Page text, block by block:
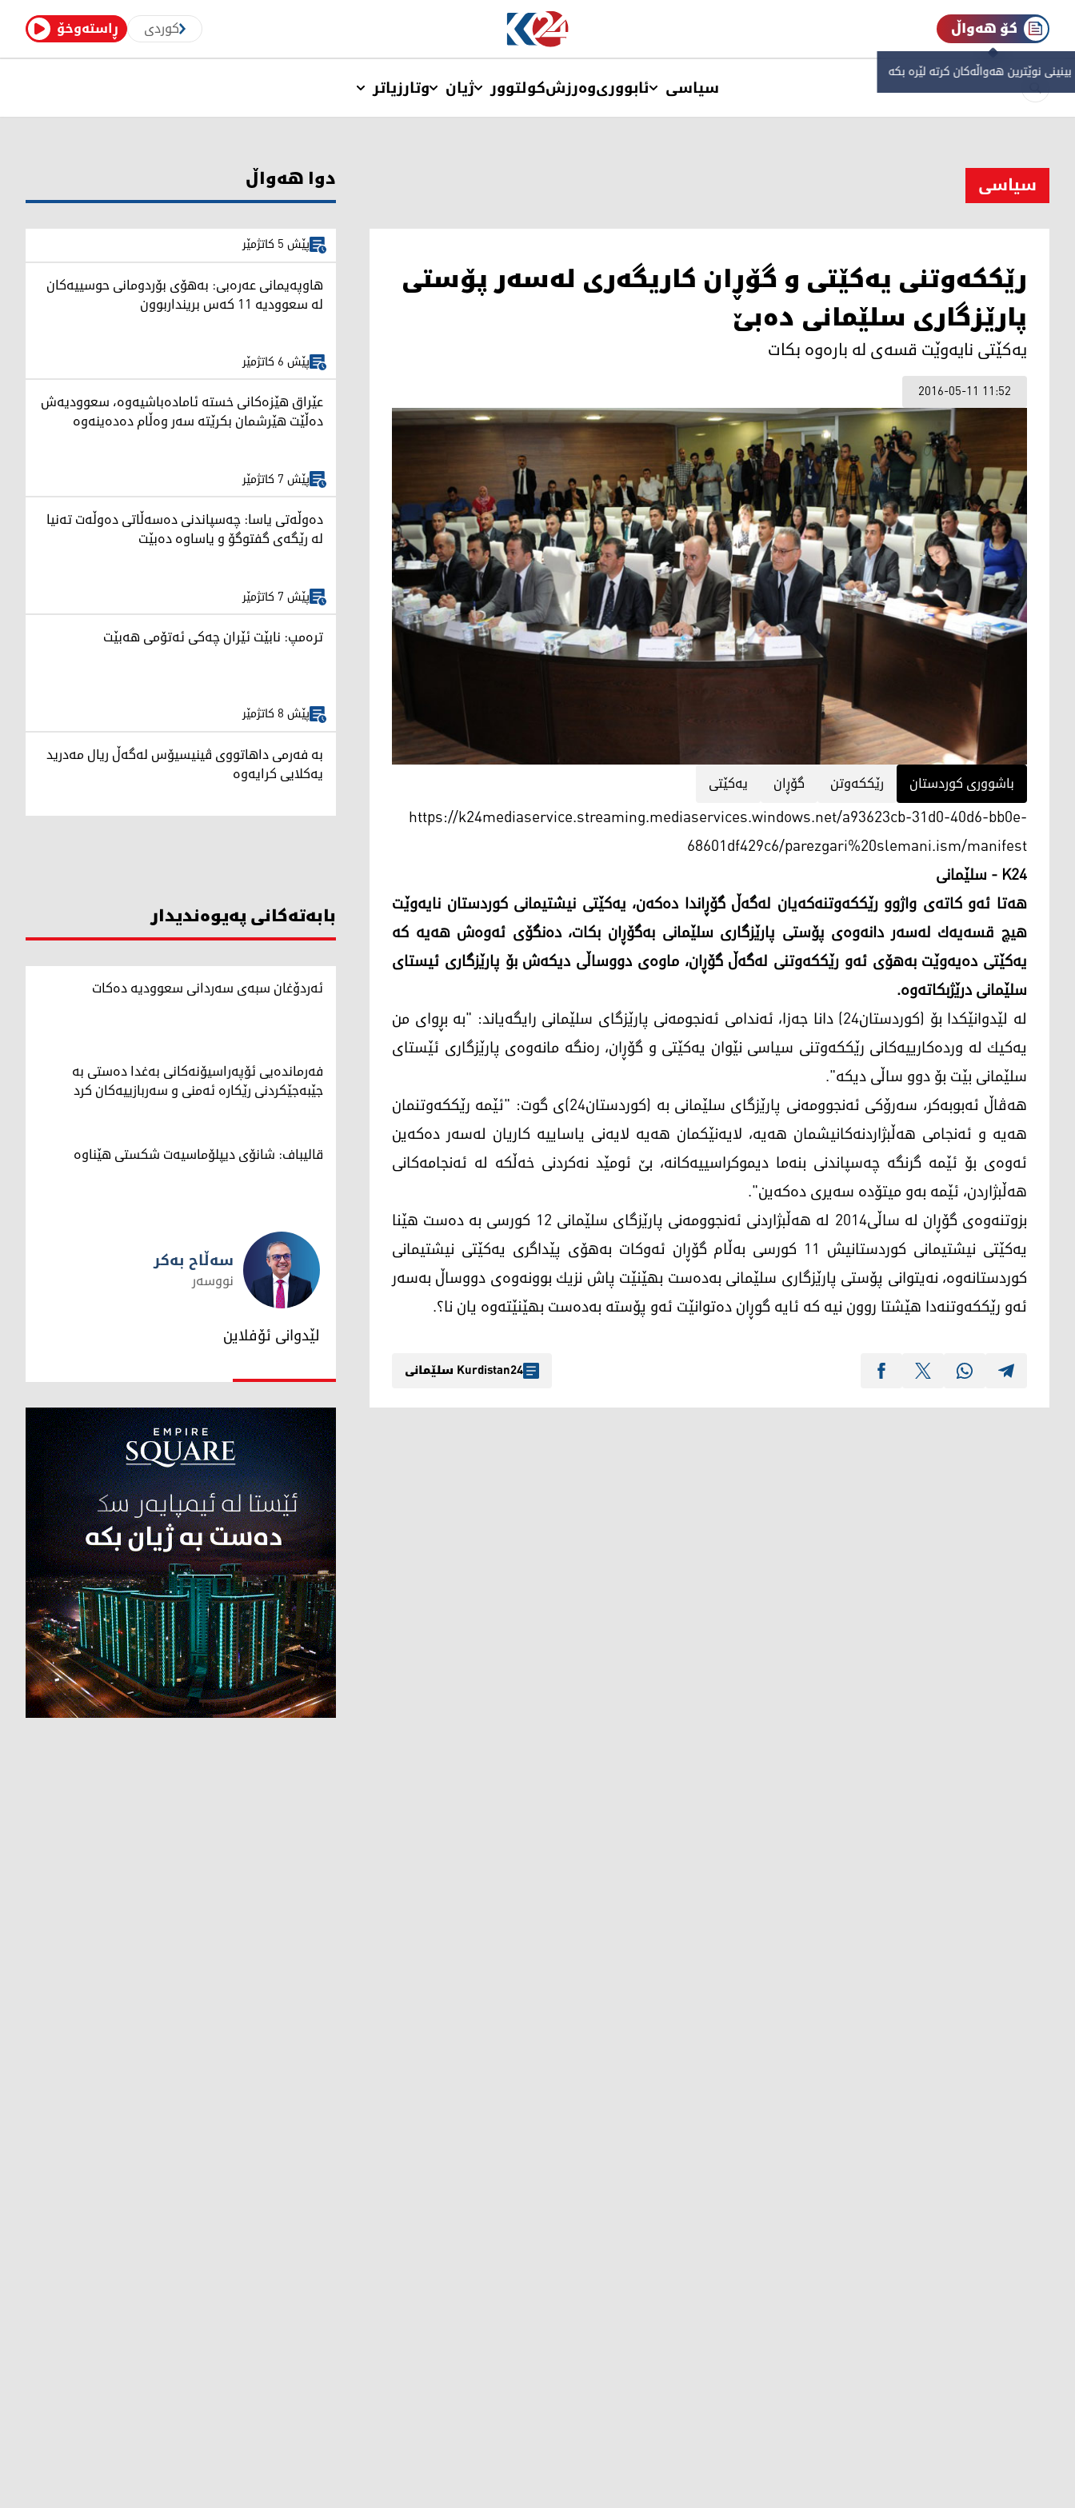
ڕاستەوخۆ کوردی کۆ هەواڵ
نوێترین هەواڵەکان کرتە لێرە بکە
سیاسی ئابووریوەرزشکولتوور ژیان وتارزیاتر
سیاسی
رێككەوتنی یەكێتی و گۆڕان كاریگەری لەسەر پۆستی
پارێزگاری سلێمانی دەبێ
یەكێتی نایەوێت قسەی لە بارەوە بكات
2016-05-11 11:52
باشووری کوردستان رێككەوتن گۆڕان یەكێتی
https://k24mediaservice.streaming.mediaservices.windows.net/a93623cb-31d0-40d6-bb0e-
68601df429c6/parezgari%20slemani.ism/manifest
K24- سلێمانی
ھەتا ئەو كاتەی واژوو رێككەوتنەكەیان لەگەڵ گۆڕاندا دەكەن، یەکێتی نیشتیمانی کوردستان نایەوێت
ھیچ قسەیەك لەسەر دانەوەی پۆستی پارێزگاری سلێمانی بەگۆڕان بكات، دەنگۆی ئەوەش ھەیە کە
یەکێتی دەیەوێت بەھۆی ئەو رێککەوتنی لەگەڵ گۆڕان، ماوەی دووساڵی دیکەش بۆ پارێزگاری ئیستای
سلێمانی درێژبکاتەوە.
لە لێدوانێكدا بۆ (كوردستان24) دانا جەزا، ئەندامی ئەنجومەنی پارێزگای سلێمانی رایگەیاند: "بە بڕوای من
یەكیك لە وردەكارییەكانی رێككەوتنی سیاسی نێوان یەكێتی و گۆڕان، رەنگە مانەوەی پارێزگاری ئێستای
سلێمانی بێت بۆ دوو ساڵی دیكە".
ھەڤاڵ ئەبوبەکر، سەرۆکی ئەنجوومەنی پارێزگای سلێمانی بە (كوردستان24)ی گوت: "ئێمە رێككەوتنمان
ھەیە و ئەنجامی ھەڵبژاردنەكانیشمان ھەیە، لایەنێكمان ھەیە لایەنی یاساییە كاریان لەسەر دەكەین
ئەوەی بۆ ئێمە گرنگە چەسپاندنی بنەما دیموكراسییەكانە، بێ ئومێد نەكردنی خەڵكە لە ئەنجامەكانی
ھەڵبژاردن، ئێمە بەو میتۆدە سەیری دەكەین".
بزوتنەوەی گۆڕان لە ساڵی2014 لە ھەڵبژاردنی ئەنجوومەنی پارێزگای سلێمانی 12 کورسی بە دەست ھێنا
یەکێتی نیشتیمانی کوردستانیش 11 کورسی بەڵام گۆڕان ئەوکات بەھۆی پێداگری یەکێتی نیشتیمانی
کوردستانەوە، نەیتوانی پۆستی پارێزگاری سلێمانی بەدەست بھێنێت پاش نزیك بوونەوەی دووساڵ بەسەر
ئەو رێککەوتنەدا ھێشتا روون نیە کە ئایە گوڕان دەتوانێت ئەو پۆستە بەدەست بھێنێتەوە یان نا؟.
Kurdistan24 سلێمانی
دوا هەواڵ
پێش 5 کاتژمێر
هاوپەیمانی عەرەبی: بەهۆی بۆردومانی حوسییەکان
لە سعوودیە 11 کەس برینداربوون
پێش 6 کاتژمێر
عێراق هێزەکانی خستە ئامادەباشیەوە، سعوودیەش
دەڵێت هێرشمان بکرێتە سەر وەڵام دەدەینەوە
پێش 7 کاتژمێر
دەوڵەتی یاسا: چەسپاندنی دەسەڵاتی دەوڵەت تەنیا
لە رێگەی گفتوگۆ و یاساوە دەبێت
پێش 7 کاتژمێر
ترەمپ: نابێت ئێران چەکی ئەتۆمی هەبێت
پێش 8 کاتژمێر
بە فەرمی داهاتووی ڤینیسیۆس لەگەڵ ریال مەدرید
یەکلایی کرایەوە
بابەتەکانی پەیوەندیدار
ئەردۆغان سبەی سەردانی سعوودیە دەکات
فەرماندەیی ئۆپەراسیۆنەکانی بەغدا دەستی بە
جێبەجێکردنی رێکارە ئەمنی و سەربازییەکان کرد
قالیباف: شانۆی دیپلۆماسیەت شکستی هێناوە
سەڵاح بەکر
سەڵاح بەکر
نووسەر
لێدوانی ئۆفلاین